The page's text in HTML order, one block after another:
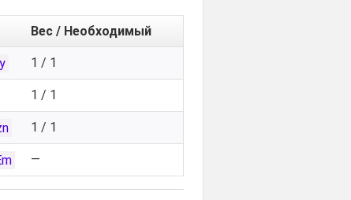
Вес / Необходимый
1 / 1
1 / 1
1 / 1
—